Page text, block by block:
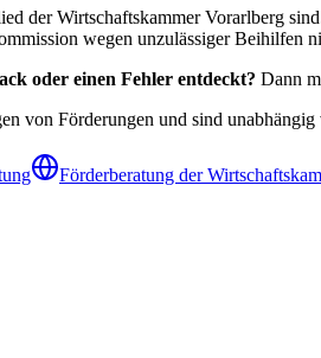
der Wirtschaftskammer Vorarlberg
wegen unzulässiger Beihilfen
oder einen Fehler entdeckt? Dann
von Förderungen und sind
Förderberatung der